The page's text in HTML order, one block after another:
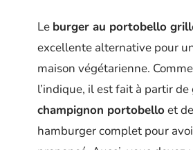
Le burger au portobello
excellente alternative pour
maison végétarienne.
l’indique, il est fait à partir de
champignon portobello et
hamburger complet pour